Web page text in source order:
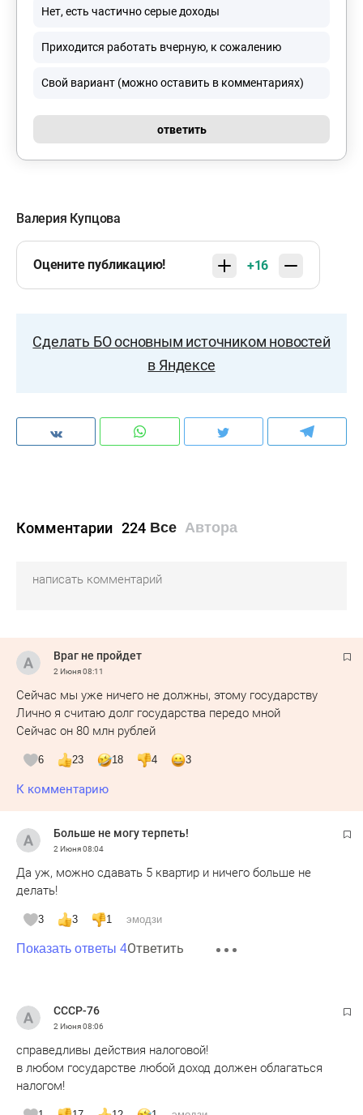
Нет, есть частично серые доходы
Приходится работать вчерную, к сожалению
Свой вариант (можно оставить в комментариях)
ответить
Валерия Купцова
Оцените публикацию! +16
Сделать БО основным источником новостей
в Яндексе
Комментарии 224 Все Автора
Враг не пройдет
2 Июня08:11
Сейчас мы уже ничего не должны, этому государству
Лично я считаю долг государства передо мной
Сейчас он 80 млн рублей
6 23 18 4 3
К комментарию
Больше не могу терпеть!
2 Июня08:04
Да уж, можно сдавать 5 квартир и ничего больше не
делать!
3 3 1 эмодзи
Показать ответы 4Ответить
СССР-76
2 Июня08:06
справедливы действия налоговой!
в любом государстве любой доход должен облагаться
налогом!